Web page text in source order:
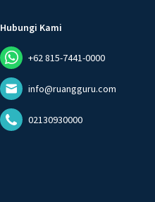
Hubungi Kami
+62 815-7441-0000
info@ruangguru.com
02130930000